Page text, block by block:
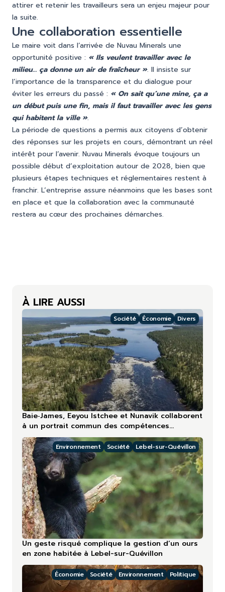
attirer et retenir les travailleurs sera un enjeu majeur pour
la suite.
Une collaboration essentielle
Le maire voit dans l’arrivée de Nuvau Minerals une
opportunité positive : « Ils veulent travailler avec le
milieu… ça donne un air de fraîcheur ». Il insiste sur
l’importance de la transparence et du dialogue pour
éviter les erreurs du passé : « On sait qu’une mine, ça a
un début puis une fin, mais il faut travailler avec les gens
qui habitent la ville ».
La période de questions a permis aux citoyens d’obtenir
des réponses sur les projets en cours, démontrant un réel
intérêt pour l’avenir. Nuvau Minerals évoque toujours un
possible début d’exploitation autour de 2028, bien que
plusieurs étapes techniques et réglementaires restent à
franchir. L’entreprise assure néanmoins que les bases sont
en place et que la collaboration avec la communauté
restera au cœur des prochaines démarches.
À LIRE AUSSI
Société Économie Divers
Baie‑James, Eeyou Istchee et Nunavik collaborent
à un portrait commun des compétences
touristiques
Environnement Société Lebel-sur-Quévillon
Un geste risqué complique la gestion d’un ours
en zone habitée à Lebel-sur-Quévillon
Économie Société Environnement Politique